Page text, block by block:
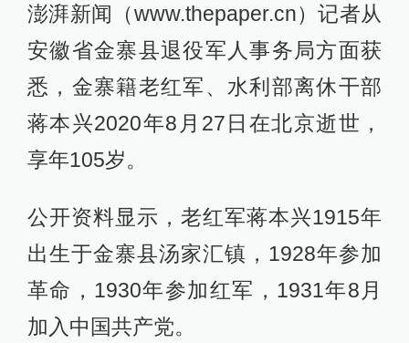
澎湃新闻（www.thepaper.cn）记者从
安徽省金寨县退役军人事务局方面获
悉，金寨籍老红军、水利部离休干部
蒋本兴2020年8月27日在北京逝世，
享年105岁。
公开资料显示，老红军蒋本兴1915年
出生于金寨县汤家汇镇，1928年参加
革命，1930年参加红军，1931年8月
加入中国共产党。